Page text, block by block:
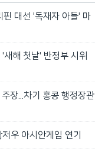
핀 대선 '독재자 아들' 마
새해 첫날' 반정부 시위
장...차기 홍콩 행정장관
우 아시안게임 연기